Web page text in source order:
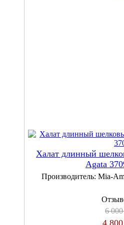
Халат длинный
Agata
Производитель: Mia-
6